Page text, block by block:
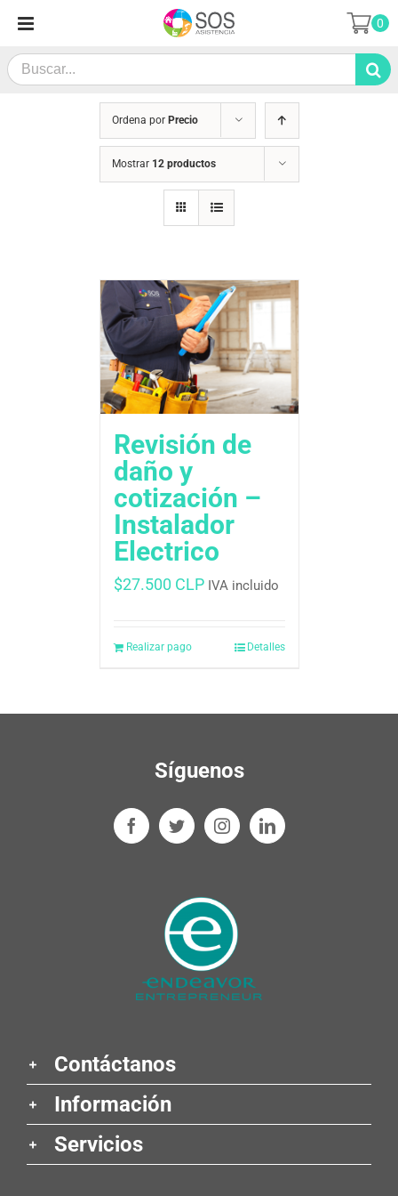
contenido
Search
for:
0
Ordena por Precio
Mostrar 12 productos
Revisión de
daño y
cotización –
Instalador
Electrico
$27.500 CLP IVA incluido
Realizar pago Detalles
Síguenos
Contáctanos
Información
Servicios